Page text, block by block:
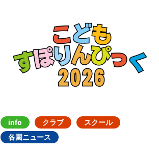
info クラブ
スクール
各園ニュース